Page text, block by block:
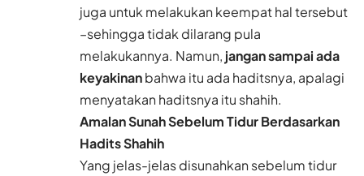
juga untuk melakukan keempat hal tersebut
–sehingga tidak dilarang pula
melakukannya. Namun, jangan sampai ada
keyakinanbahwa itu ada haditsnya, apalagi
menyatakan haditsnya itu shahih.
Amalan Sunah Sebelum Tidur Berdasarkan
Hadits Shahih
Yang jelas-jelas disunahkan sebelum tidur